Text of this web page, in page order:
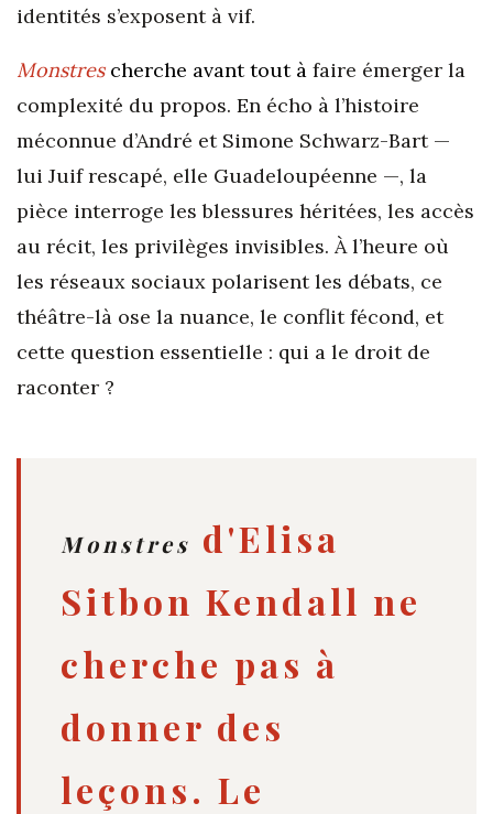
identités s’exposent à vif.
Monstres cherche avant tout à faire émerger la
complexité du propos. En écho à l’histoire
méconnue d’André et Simone Schwarz-Bart —
lui Juif rescapé, elle Guadeloupéenne —, la
pièce interroge les blessures héritées, les accès
au récit, les privilèges invisibles. À l’heure où
les réseaux sociaux polarisent les débats, ce
théâtre-là ose la nuance, le conflit fécond, et
cette question essentielle : qui a le droit de
raconter ?
Monstres d'Elisa
Sitbon Kendall ne
cherche pas à
donner des
leçons. Le